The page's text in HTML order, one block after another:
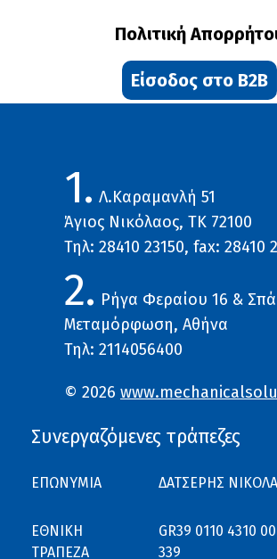
Πολιτική
Είσοδος στο B2B
1. Λ.Καραμανλή 51
Άγιος Νικόλαος, ΤΚ 72100
Τηλ: 28410 23150, fax: 28410
2. Ρήγα Φεραίου 16 &
Μεταμόρφωση, Αθήνα
Τηλ: 2114056400
© 2026
Συνεργαζόμενες τράπεζες
ΕΠΩΝΥΜΙΑ ΔΑΤΣΕΡΗΣ
ΕΘΝΙΚΗ
ΤΡΑΠΕΖΑ
GR39 0110 4310
339